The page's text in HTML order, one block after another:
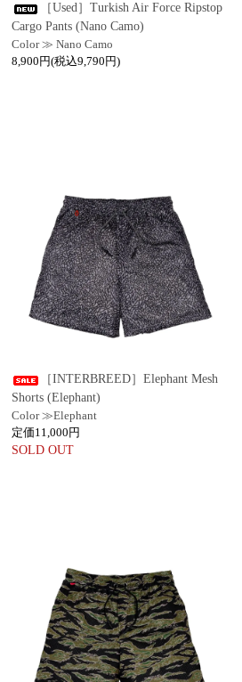
［Used］Turkish Air Force Ripstop
Cargo Pants (Nano Camo)
Color ≫ Nano Camo
8,900円(税込9,790円)
［INTERBREED］Elephant Mesh
Shorts (Elephant)
Color ≫Elephant
定価11,000円
SOLD OUT